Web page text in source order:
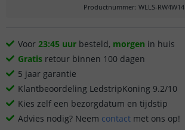
Productnummer: WLLS-RW4W14
Voor 23:45 uur besteld, morgen in huis
Gratis retour binnen 100 dagen
5 jaar garantie
Klantbeoordeling LedstripKoning 9.2/10
Kies zelf een bezorgdatum en tijdstip
Advies nodig? Neem contact met ons op!